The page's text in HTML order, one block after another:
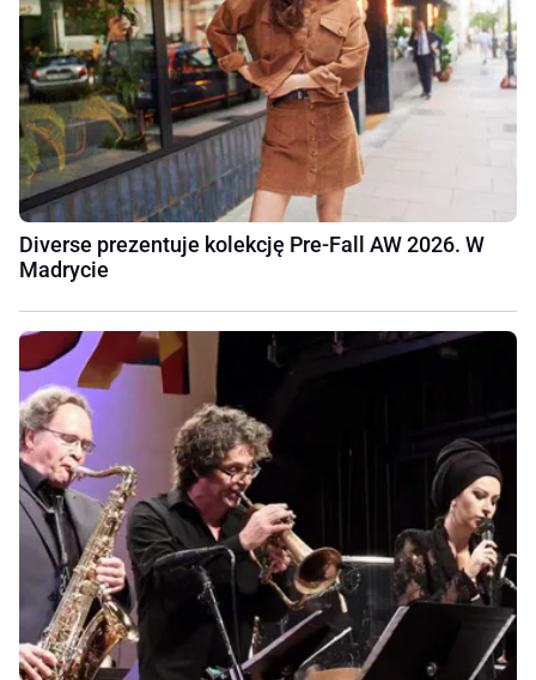
Diverse prezentuje kolekcję Pre-Fall AW 2026. W
Madrycie